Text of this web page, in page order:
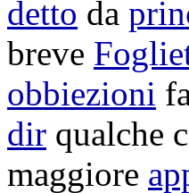
detto da
breve
obbiezioni
dir qualche
maggiore